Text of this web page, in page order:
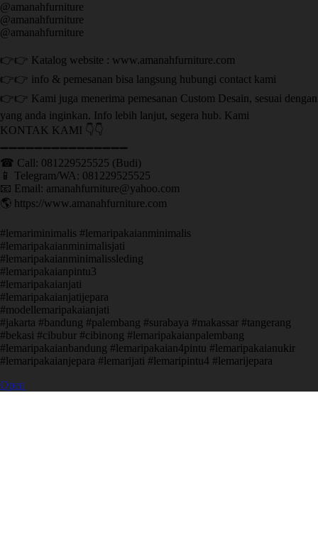
@amanahfurniture
@amanahfurniture
@amanahfurniture
👉👉 Katalog website : www.amanahfurniture.com
👉👉 info & pemesanan bisa langsung hubungi contact kami
👉👉 Kami juga menerima pemesanan Custom Desain, sesuai dengan
yang anda inginkan. Info lebih lanjut, segera hub. Kami
KONTAK KAMI 👇👇
➖➖➖➖➖➖➖➖➖➖➖➖➖➖➖ ㅤ
☎ Call: 081229525525 (Budi)
📱 Telegram/WA: 081229525525
📧 Email: amanahfurniture@yahoo.com
🌎 https://www.amanahfurniture.com
#lemariminimalis #lemaripakaianminimalis
#lemaripakaianminimalisjati
#lemaripakaianminimalissleding
#lemaripakaianpintu3
#lemaripakaianjati
#lemaripakaianjatijepara
#modellemaripakaianjati
#jakarta #bandung #palembang #surabaya #makassar #tangerang
#bekasi #cibubur #cibinong #lemaripakaianpalembang
#lemaripakaianbandung #lemaripakaian4pintu #lemaripakaianukir
#lemaripakaianjepara #lemarijati #lemaripintu4 #lemarijepara
Open